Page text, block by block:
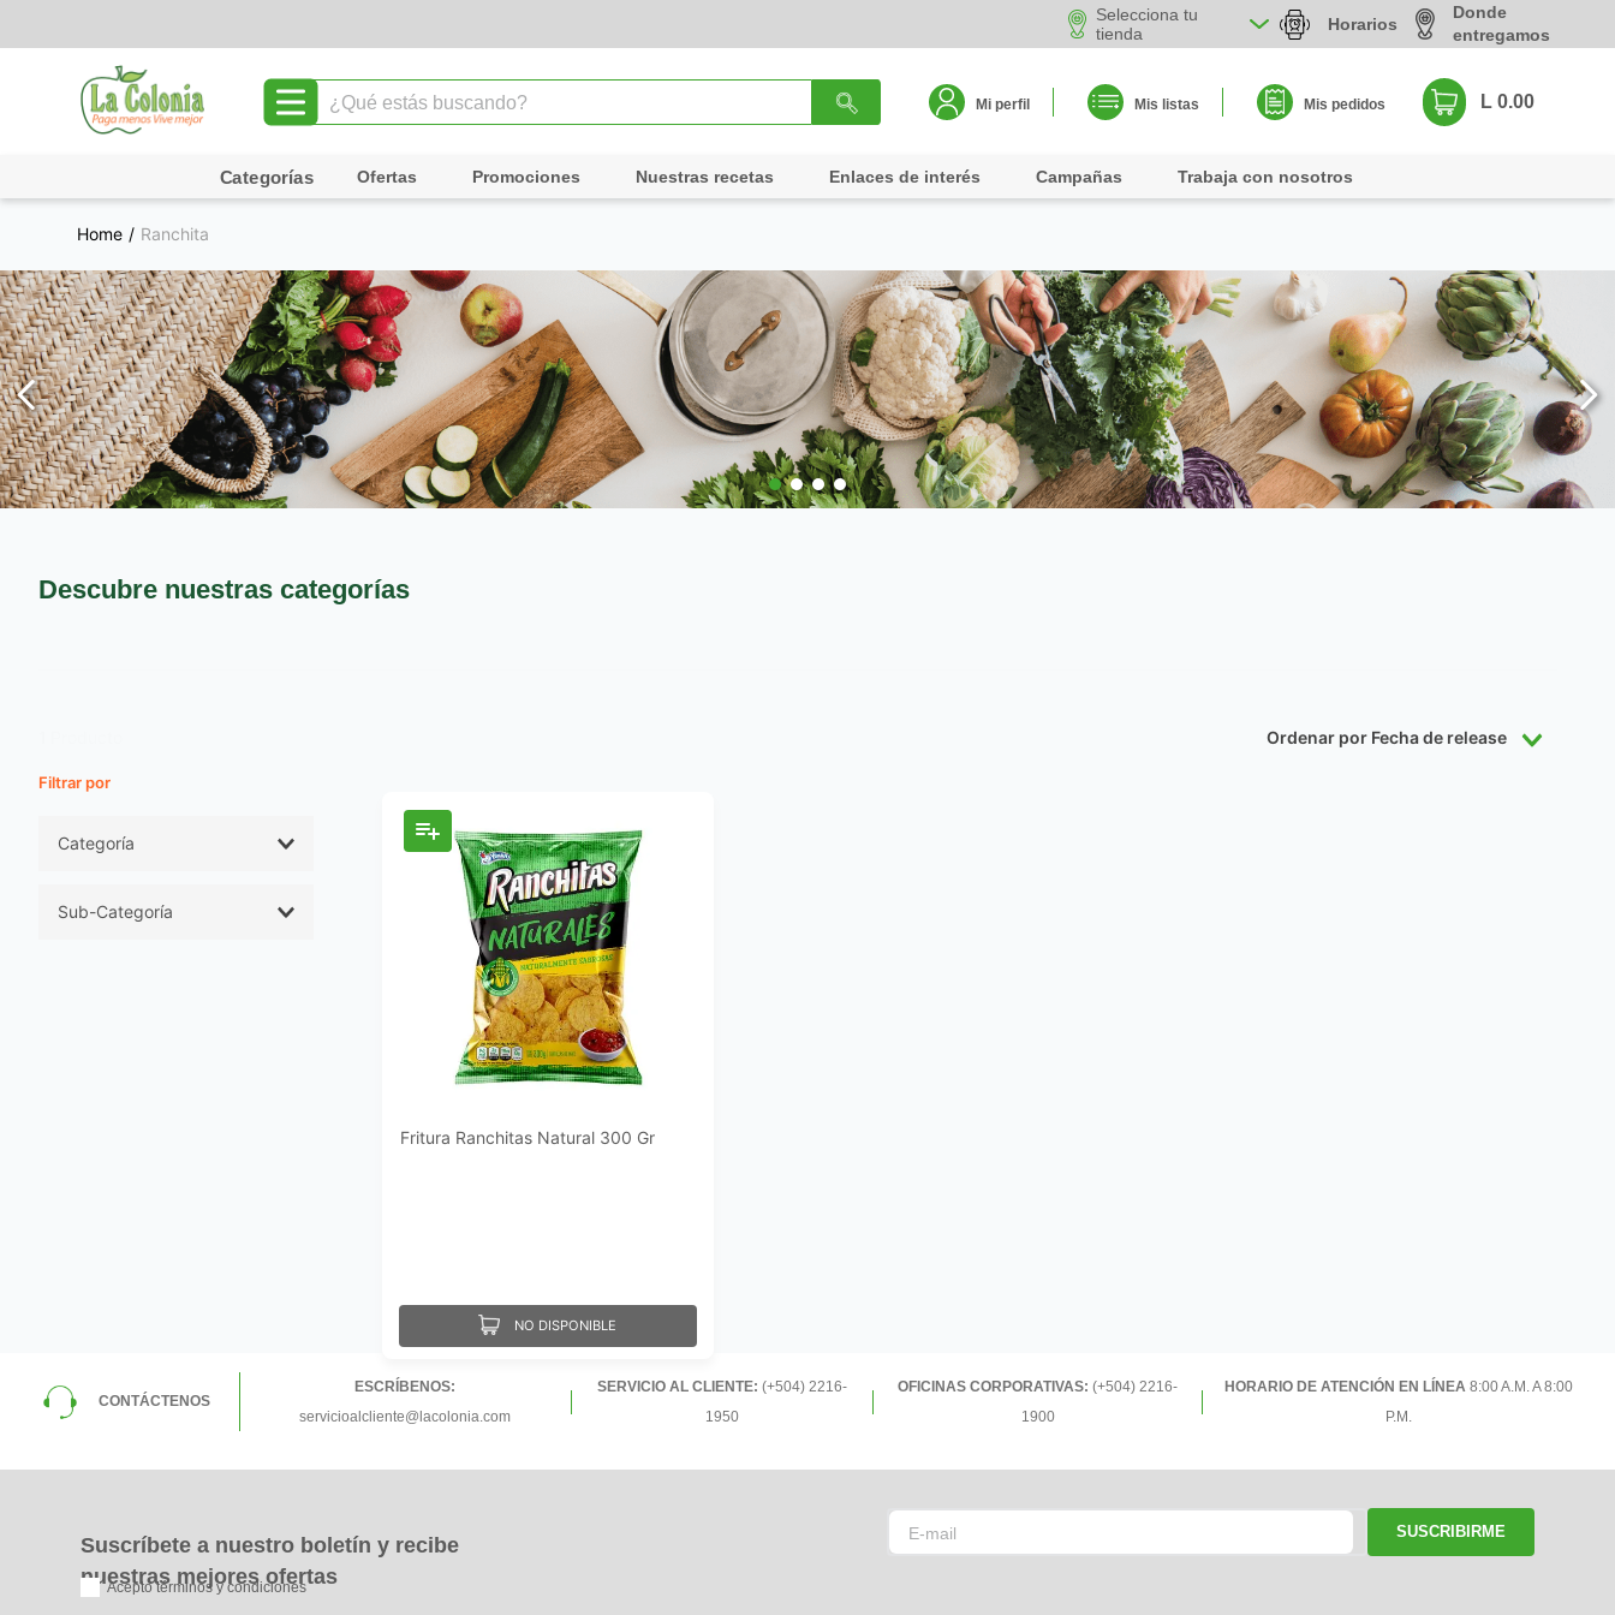
Selecciona tu
tienda
Horarios
Donde
entregamos
¿Qué estás buscando?
Mi perfil Mis listas Mis pedidos L 0.00
Ofertas Promociones Nuestras recetas Enlaces de interés Campañas Trabaja con nosotros
Ranchita
Descubre nuestras categorías
Ordenar por Fecha de release
Categoría
Sub-Categoría
Fritura Ranchitas Natural 300 Gr
NO DISPONIBLE
CONTÁCTENOS
ESCRÍBENOS:
servicioalcliente@lacolonia.com
SERVICIO AL CLIENTE: (+504) 2216-
1950
OFICINAS CORPORATIVAS: (+504) 2216-
1900
HORARIO DE ATENCIÓN EN LÍNEA8:00 A.M. A 8:00
P.M.
Suscríbete a nuestro boletín y recibe
nuestras mejores ofertas
SUSCRIBIRME
Acepto términos y condiciones
TÉRMINOS MÁS BUSCADOS
1.
leche
2.
chocolate
3.
cafe
4.
queso
5.
pollo
6.
galletas
7.
yogurt
8.
shampoo
10. azucar